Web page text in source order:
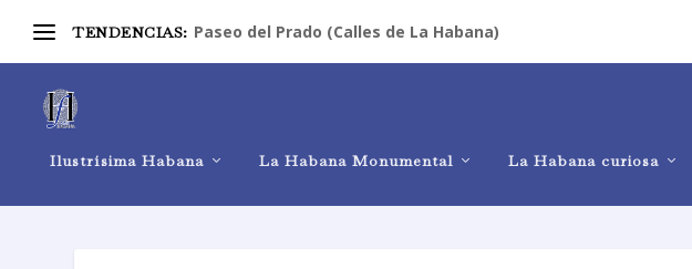
TENDENCIAS: Paseo del Prado (Calles de La Habana)
Ilustrísima Habana La Habana Monumental La Habana curiosa